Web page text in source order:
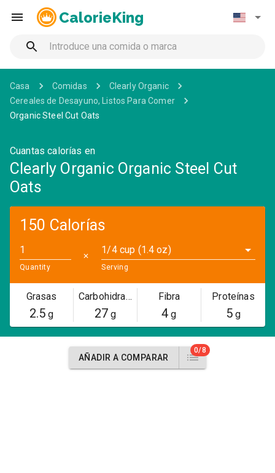
CalorieKing
Casa Comidas
Clearly Organic
Cereales de Desayuno, Listos Para Comer
Organic Steel Cut Oats
Cuantas calorías en
Clearly Organic Organic Steel Cut
Oats
150 Calorías
Quantity
✕
1/4 cup (1.4 oz)
Serving
Grasas
2.5g
Carbohidratos
27g
Fibra
4 g
Proteínas
5g
AÑADIR A COMPARAR
0/8